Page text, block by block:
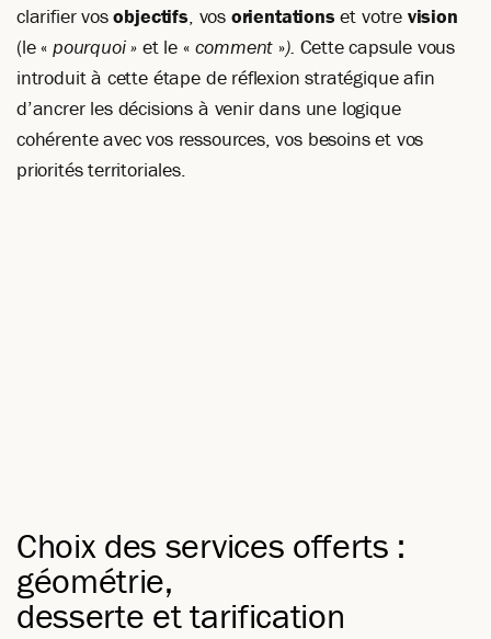
clarifier vosobjectifs, vos orientations et votre vision
(le « pourquoi » et le « comment »).Cette capsule vous
introduit à cette étape de réflexion stratégique afin
d’ancrer les décisions à venir dans une logique
cohérente avec vos ressources, vos besoins et vos
priorités territoriales.
Choix des services offerts :
géométrie,
desserte et tarification